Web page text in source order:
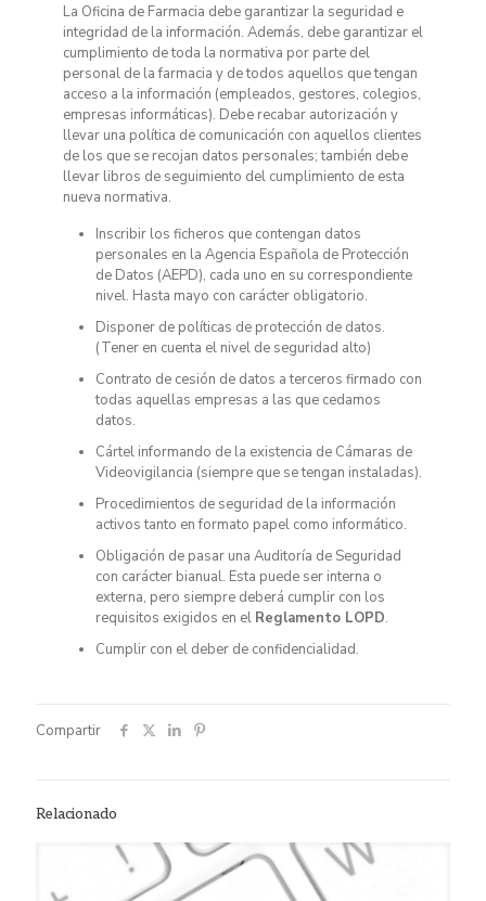
La Oficina de Farmacia debe garantizar la seguridad e
integridad de la información. Además, debe garantizar el
cumplimiento de toda la normativa por parte del
personal de la farmacia y de todos aquellos que tengan
acceso a la información (empleados, gestores, colegios,
empresas informáticas). Debe recabar autorización y
llevar una política de comunicación con aquellos clientes
de los que se recojan datos personales; también debe
llevar libros de seguimiento del cumplimiento de esta
nueva normativa.
Inscribir los ficheros que contengan datos
personales en la Agencia Española de Protección
de Datos (AEPD), cada uno en su correspondiente
nivel. Hasta mayo con carácter obligatorio.
Disponer de políticas de protección de datos.
(Tener en cuenta el nivel de seguridad alto)
Contrato de cesión de datos a terceros firmado con
todas aquellas empresas a las que cedamos
datos.
Cártel informando de la existencia de Cámaras de
Videovigilancia (siempre que se tengan instaladas).
Procedimientos de seguridad de la información
activos tanto en formato papel como informático.
Obligación de pasar una Auditoría de Seguridad
con carácter bianual. Esta puede ser interna o
externa, pero siempre deberá cumplir con los
requisitos exigidos en el Reglamento LOPD.
Cumplir con el deber de confidencialidad.
Compartir
Relacionado